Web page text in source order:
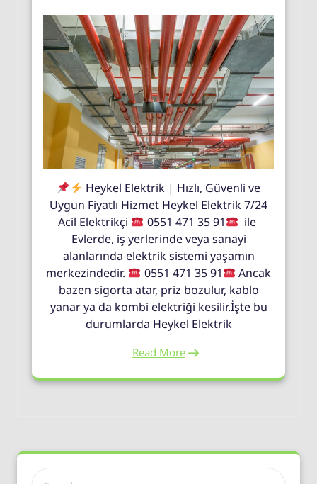
Heykel Elektrik | Hızlı, Güvenli ve
Uygun Fiyatlı Hizmet Heykel Elektrik 7/24
Acil Elektrikçi
0551 471 35 91
ile
Evlerde, iş yerlerinde veya sanayi
alanlarında elektrik sistemi yaşamın
merkezindedir.
0551 471 35 91
Ancak
bazen sigorta atar, priz bozulur, kablo
yanar ya da kombi elektriği kesilir.İşte bu
durumlarda Heykel Elektrik
Read More